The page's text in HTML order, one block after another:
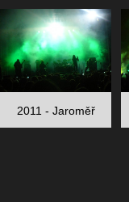
2011 - Jaroměř